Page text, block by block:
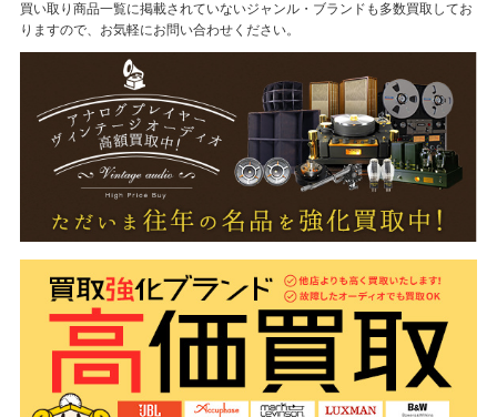
買い取り商品一覧に掲載されていないジャンル・ブランドも多数買取してお
りますので、お気軽にお問い合わせください。